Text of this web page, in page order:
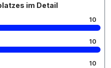
im Detail
10
10
10